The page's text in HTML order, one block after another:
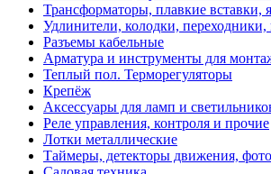
Трансформаторы, плавкие вставки,
Удлинители, колодки, переходники,
Разъемы кабельные
Арматура и инструменты для
Теплый пол. Терморегуляторы
Крепёж
Аксессуары для ламп и
Реле управления, контроля и прочие
Лотки металлические
Таймеры, детекторы движения,